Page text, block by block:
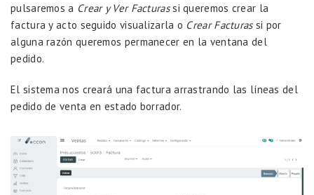
pulsaremos a Crear y Ver Facturassi queremos crear la
factura y acto seguido visualizarla o Crear Facturassi por
alguna razón queremos permanecer en la ventana del
pedido.
El sistema nos creará una factura arrastrando las líneas del
pedido de venta en estado borrador.